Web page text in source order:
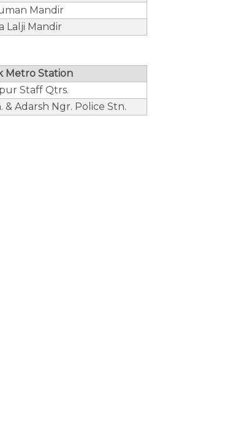
Mandir
Lalji Mandir
Metro Station
Staff Qtrs.
Adarsh Ngr. Police Stn.